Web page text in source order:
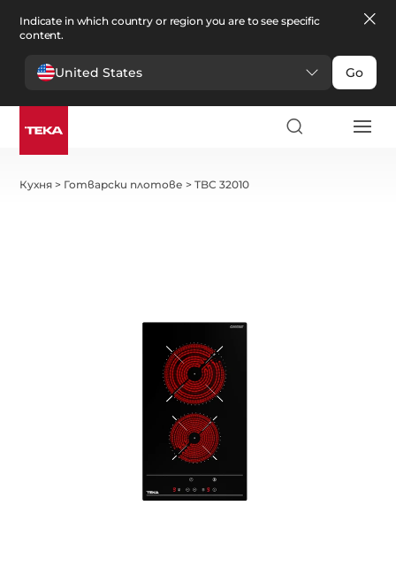
Indicate in which country or region you are to see specific
content.
United States Go
Кухня > Готварски плотове >TBC 32010